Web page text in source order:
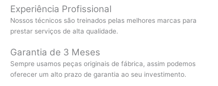
Experiência Profissional
Nossos técnicos são treinados pelas melhores marcas para
prestar serviços de alta qualidade.
Garantia de 3 Meses
Sempre usamos peças originais de fábrica, assim podemos
oferecer um alto prazo de garantia ao seu investimento.